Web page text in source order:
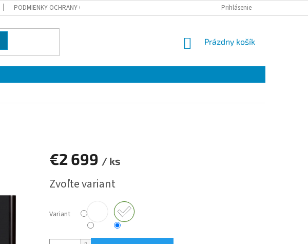
PODMIENKY OCHRANY OSOBNÝCH ÚDAJOV Prihlásenie
NÁKUPNÝ
Prázdny košík
€2 699 / ks
cena:
Zvoľte variant
Variant